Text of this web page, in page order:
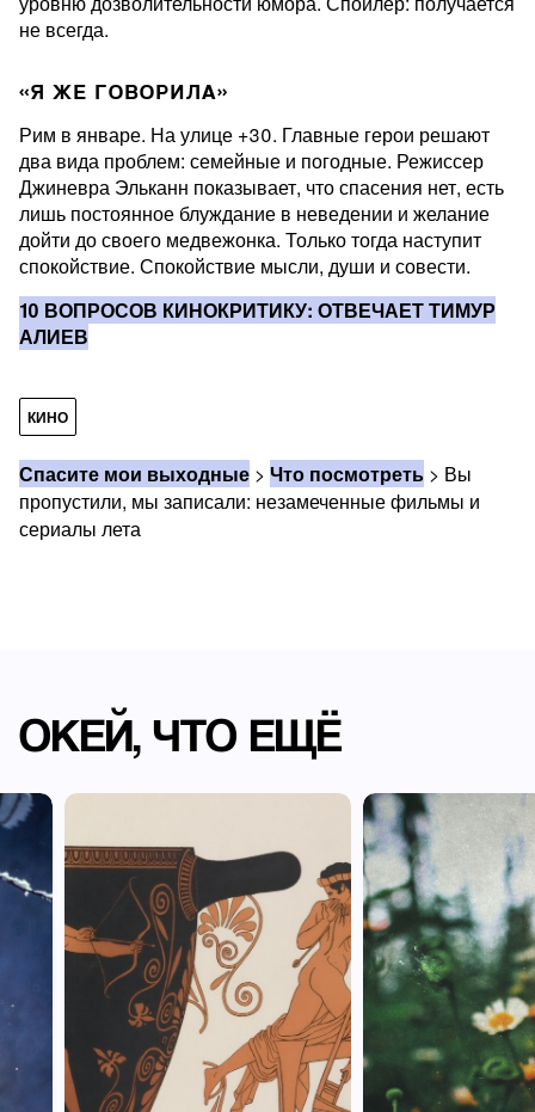
не всегда.
«Я ЖЕ ГОВОРИЛА»
Рим в январе. На улице +30. Главные герои решают
два вида проблем: семейные и погодные. Режиссер
Джиневра Эльканн показывает, что спасения нет, есть
лишь постоянное блуждание в неведении и желание
дойти до своего медвежонка. Только тогда наступит
спокойствие. Спокойствие мысли, души и совести.
10 ВОПРОСОВ КИНОКРИТИКУ: ОТВЕЧАЕТ ТИМУР
АЛИЕВ
КИНО
Спасите мои выходные > Что посмотреть > Вы
пропустили, мы записали: незамеченные фильмы и
сериалы лета
ОКЕЙ, ЧТО ЕЩЁ